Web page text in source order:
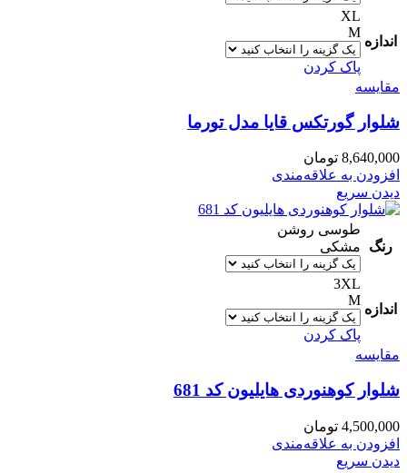
اندازه
XL
M
پاک کردن
مقایسه
شلوار گورتکس قایا مدل تورما
8,640,000 تومان
افزودن به علاقه‌مندی
دیدن سریع
رنگ
طوسی روشن
مشکی
اندازه
3XL
M
پاک کردن
مقایسه
شلوار کوهنوردی هایلیون کد 681
4,500,000 تومان
افزودن به علاقه‌مندی
دیدن سریع